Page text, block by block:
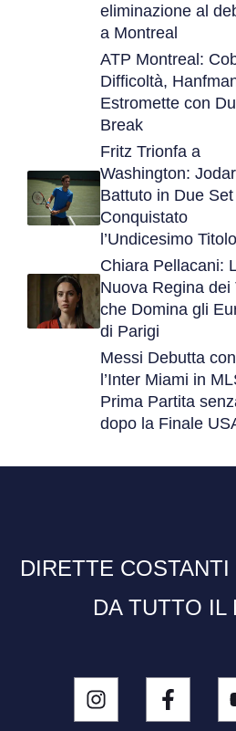
eliminazione al
a Montreal
ATP Montreal:
Difficoltà,
Estromette con
Break
Fritz Trionfa a
Washington: Jodar
Battuto in Due
Conquistato
l’Undicesimo
Chiara Pellacani:
Nuova Regina dei
che Domina gli
di Parigi
Messi Debutta con
l’Inter Miami in
Prima Partita
dopo la Finale
DIRETTE
DA TUTTO IL